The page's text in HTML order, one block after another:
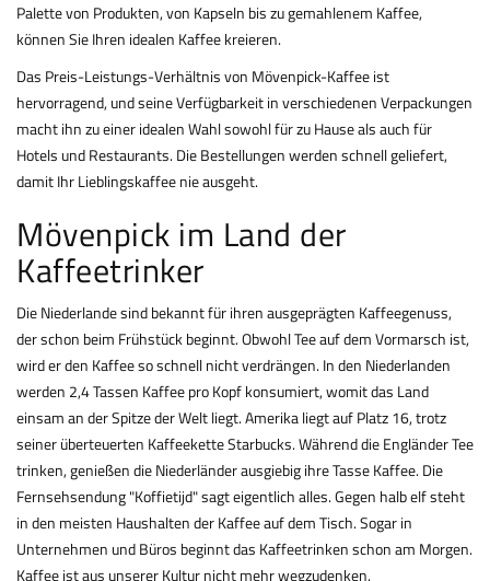
Palette von Produkten, von Kapseln bis zu gemahlenem Kaffee,
können Sie Ihren idealen Kaffee kreieren.
Das Preis-Leistungs-Verhältnis von Mövenpick-Kaffee ist
hervorragend, und seine Verfügbarkeit in verschiedenen Verpackungen
macht ihn zu einer idealen Wahl sowohl für zu Hause als auch für
Hotels und Restaurants. Die Bestellungen werden schnell geliefert,
damit Ihr Lieblingskaffee nie ausgeht.
Mövenpick im Land der
Kaffeetrinker
Die Niederlande sind bekannt für ihren ausgeprägten Kaffeegenuss,
der schon beim Frühstück beginnt. Obwohl Tee auf dem Vormarsch ist,
wird er den Kaffee so schnell nicht verdrängen. In den Niederlanden
werden 2,4 Tassen Kaffee pro Kopf konsumiert, womit das Land
einsam an der Spitze der Welt liegt. Amerika liegt auf Platz 16, trotz
seiner überteuerten Kaffeekette Starbucks. Während die Engländer Tee
trinken, genießen die Niederländer ausgiebig ihre Tasse Kaffee. Die
Fernsehsendung "Koffietijd" sagt eigentlich alles. Gegen halb elf steht
in den meisten Haushalten der Kaffee auf dem Tisch. Sogar in
Unternehmen und Büros beginnt das Kaffeetrinken schon am Morgen.
Kaffee ist aus unserer Kultur nicht mehr wegzudenken.